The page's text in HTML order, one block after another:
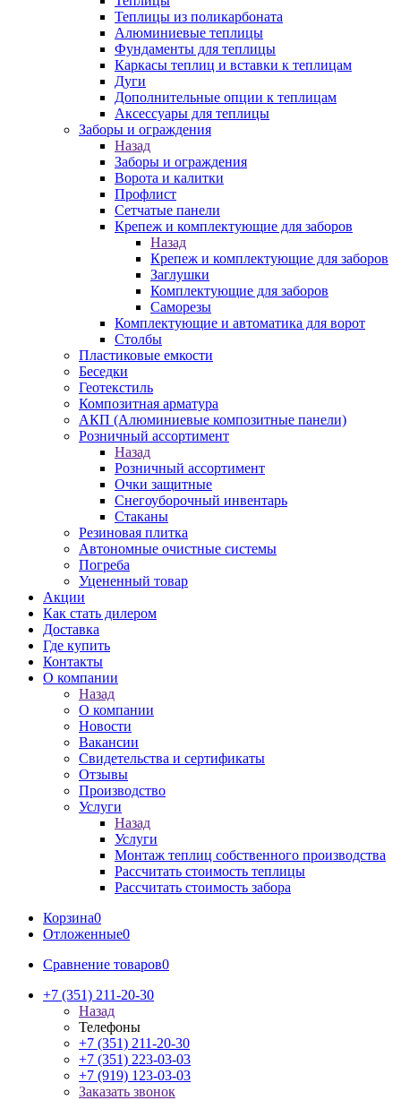
Теплицы из поликарбоната
Алюминиевые теплицы
Фундаменты для теплицы
Каркасы теплиц и вставки к теплицам
Дуги
Дополнительные опции к теплицам
Аксессуары для теплицы
Заборы и ограждения
Назад
Заборы и ограждения
Ворота и калитки
Профлист
Сетчатые панели
Крепеж и комплектующие для заборов
Назад
Крепеж и комплектующие для заборов
Заглушки
Комплектующие для заборов
Саморезы
Комплектующие и автоматика для ворот
Столбы
Пластиковые емкости
Беседки
Геотекстиль
Композитная арматура
АКП (Алюминиевые композитные панели)
Розничный ассортимент
Назад
Розничный ассортимент
Очки защитные
Снегоуборочный инвентарь
Стаканы
Резиновая плитка
Автономные очистные системы
Погреба
Уцененный товар
Акции
Как стать дилером
Доставка
Где купить
Контакты
О компании
Назад
О компании
Новости
Вакансии
Свидетельства и сертификаты
Отзывы
Производство
Услуги
Назад
Услуги
Монтаж теплиц собственного производства
Рассчитать стоимость теплицы
Рассчитать стоимость забора
Корзина0
Отложенные0
Сравнение товаров0
+7 (351) 211-20-30
Назад
Телефоны
+7 (351) 211-20-30
+7 (351) 223-03-03
+7 (919) 123-03-03
Заказать звонок